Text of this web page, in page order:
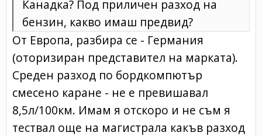
Канадка? Под приличен разход на
бензин, какво имаш предвид?
От Европа, разбира се - Германия
(оторизиран представител на марката).
Среден разход по бордкомпютър
смесено каране - не е превишавал
8,5л/100км. Имам я отскоро и не съм я
тествал още на магистрала какъв разход